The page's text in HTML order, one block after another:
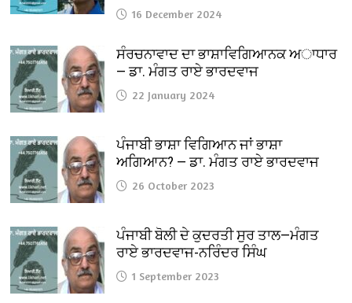
16 December 2024
ਸੰਰਚਨਾਵਾਦ ਦਾ ਭਾਸ਼ਾਵਿਗਿਆਨਕ ਅਾਧਾਰ
— ਡਾ. ਮੰਗਤ ਰਾਏ ਭਾਰਦਵਾਜ
22 January 2024
ਪੰਜਾਬੀ ਭਾਸ਼ਾ ਵਿਗਿਆਨ ਜਾਂ ਭਾਸ਼ਾ
ਅਗਿਆਨ? — ਡਾ. ਮੰਗਤ ਰਾਏ ਭਾਰਦਵਾਜ
26 October 2023
ਪੰਜਾਬੀ ਬੋਲੀ ਦੇ ਕੁਦਰਤੀ ਸੁਰ ਤਾਲ—ਮੰਗਤ
ਰਾਏ ਭਾਰਦਵਾਜ-ਨਰਿੰਦਰ ਸਿੰਘ
1 September 2023